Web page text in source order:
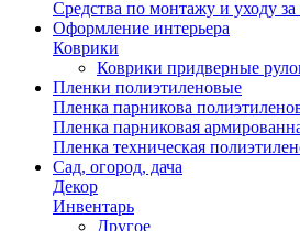
Средства по монтажу и уходу
Оформление интерьера
Коврики
Коврики придверные
Пленки полиэтиленовые
Пленка парникова
Пленка парниковая
Пленка техническая
Сад, огород, дача
Декор
Инвентарь
Другое